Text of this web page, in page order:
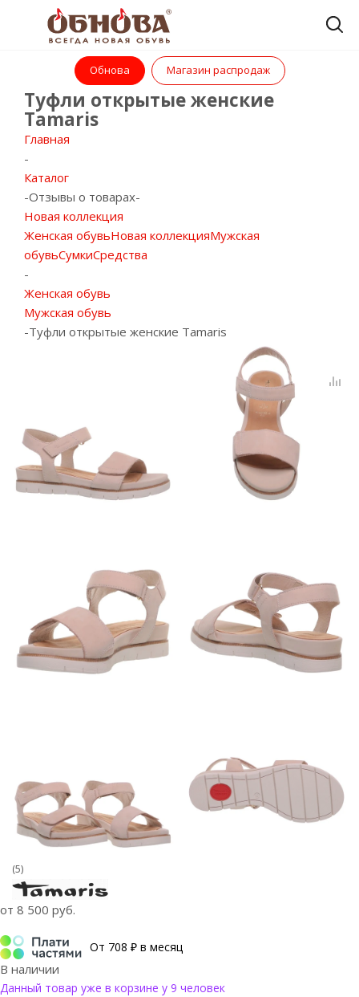
Обнова Магазин распродаж
Туфли открытые женские
Tamaris
Главная
-
Каталог
-Отзывы о товарах-
Новая коллекция
Женская обувьНовая коллекцияМужская
обувьСумкиСредства
-
Женская обувь
Мужская обувь
-Туфли открытые женские Tamaris
(5)
от 8 500 руб.
От 708 ₽ в месяц
В наличии
Данный товар уже в корзине у 9 человек